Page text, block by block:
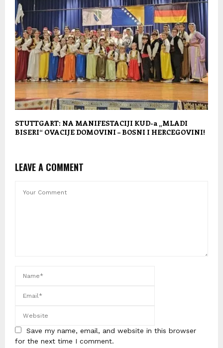
STUTTGART: NA MANIFESTACIJI KUD-a „MLADI
BISERI“ OVACIJE DOMOVINI – BOSNI I HERCEGOVINI!
LEAVE A COMMENT
Save my name, email, and website in this browser
for the next time I comment.